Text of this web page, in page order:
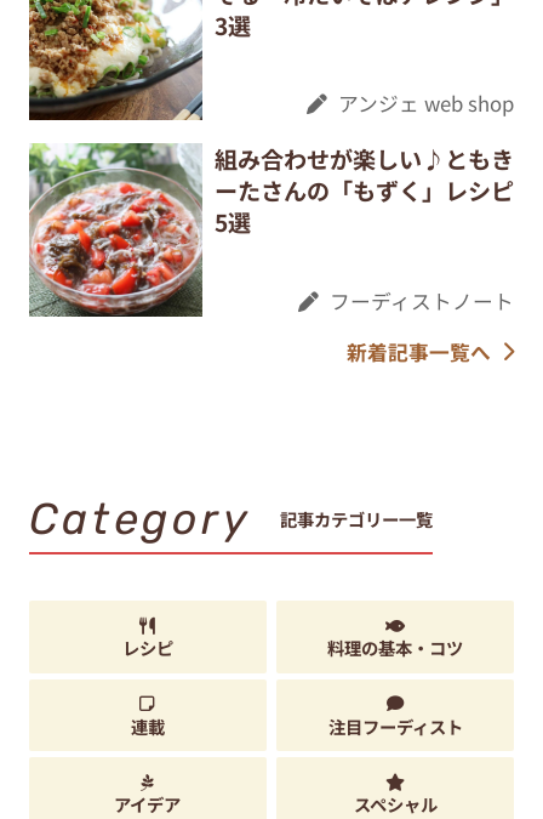
3選
アンジェ web shop
組み合わせが楽しい♪ともき
ーたさんの「もずく」レシピ
5選
フーディストノート
新着記事一覧へ
Category 記事カテゴリー一覧
レシピ 料理の基本・コツ
連載 注目フーディスト
アイデア スペシャル